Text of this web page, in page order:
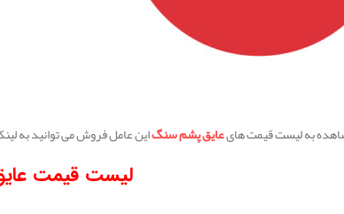
به لیست قیمت هایعایق پشم سنگاین عامل فروش می توانید به
لیست قیمت